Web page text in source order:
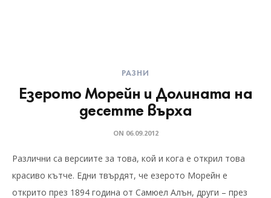
РАЗНИ
Езерото Морейн и Долината на
десетте върха
ON 06.09.2012
Различни са версиите за това, кой и кога е открил това
красиво кътче. Едни твърдят, че езерото Морейн е
открито през 1894 година от Самюел Алън, други – през